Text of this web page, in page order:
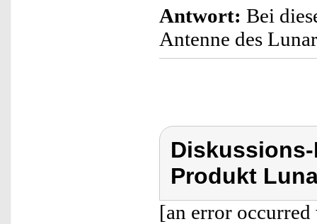
Antwort: Bei
Antenne des
Produkt
[an error